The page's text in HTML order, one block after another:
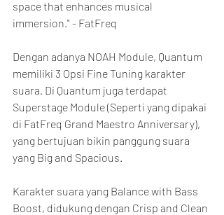
space that enhances musical
immersion." - FatFreq
Dengan adanya NOAH Module, Quantum
memiliki 3 Opsi Fine Tuning karakter
suara. Di Quantum juga terdapat
Superstage Module (Seperti yang dipakai
di FatFreq Grand Maestro Anniversary),
yang bertujuan bikin panggung suara
yang Big and Spacious.
Karakter suara yang Balance with Bass
Boost, didukung dengan Crisp and Clean